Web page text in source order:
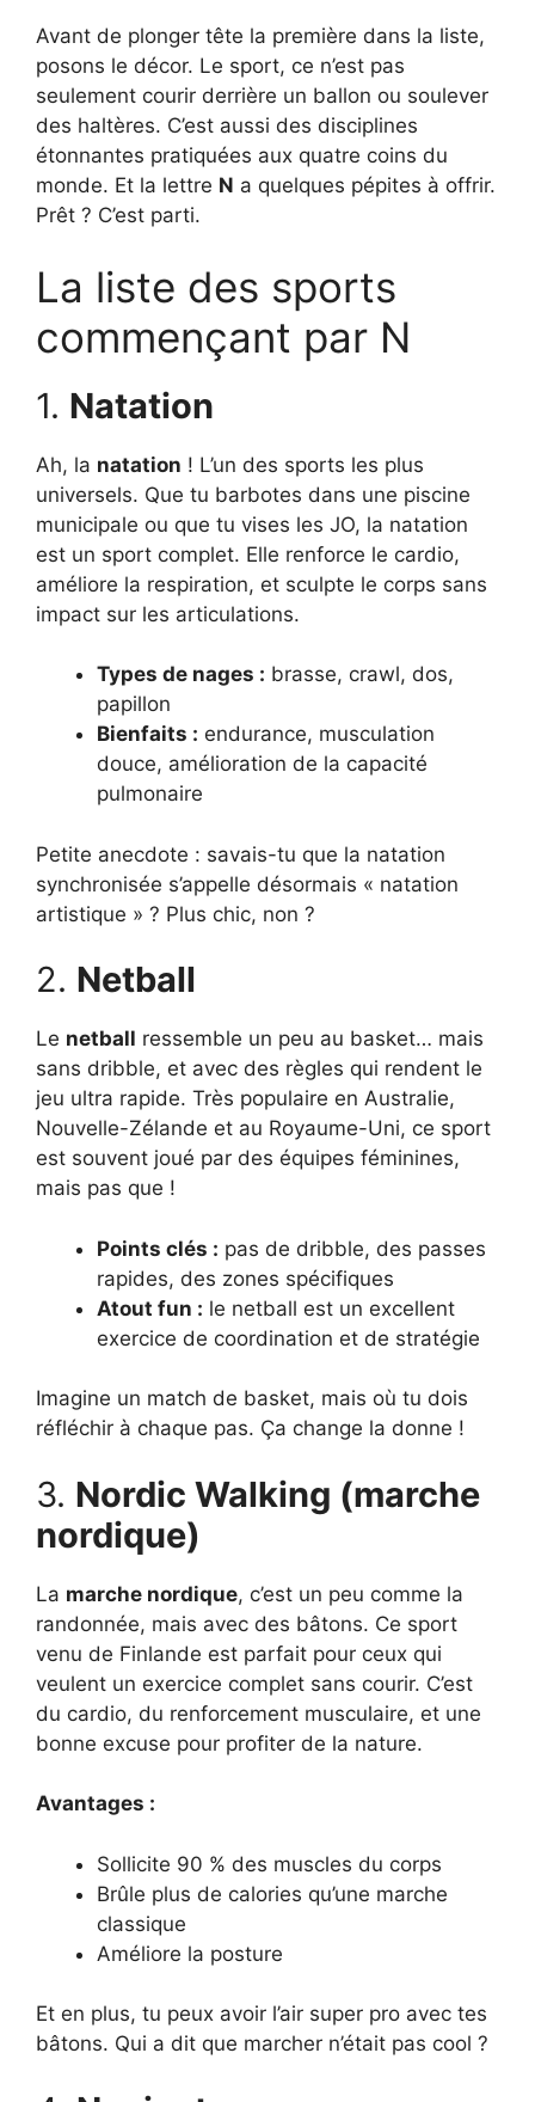
Avant de plonger tête la première dans la liste,
posons le décor. Le sport, ce n’est pas
seulement courir derrière un ballon ou soulever
des haltères. C’est aussi des disciplines
étonnantes pratiquées aux quatre coins du
monde. Et la lettre N a quelques pépites à offrir.
Prêt ? C’est parti.
La liste des sports
commençant par N
1. Natation
Ah, la natation ! L’un des sports les plus
universels. Que tu barbotes dans une piscine
municipale ou que tu vises les JO, la natation
est un sport complet. Elle renforce le cardio,
améliore la respiration, et sculpte le corps sans
impact sur les articulations.
Types de nages : brasse, crawl, dos,
papillon
Bienfaits : endurance, musculation
douce, amélioration de la capacité
pulmonaire
Petite anecdote : savais-tu que la natation
synchronisée s’appelle désormais « natation
artistique » ? Plus chic, non ?
2. Netball
Le netball ressemble un peu au basket… mais
sans dribble, et avec des règles qui rendent le
jeu ultra rapide. Très populaire en Australie,
Nouvelle-Zélande et au Royaume-Uni, ce sport
est souvent joué par des équipes féminines,
mais pas que !
Points clés : pas de dribble, des passes
rapides, des zones spécifiques
Atout fun : le netball est un excellent
exercice de coordination et de stratégie
Imagine un match de basket, mais où tu dois
réfléchir à chaque pas. Ça change la donne !
3. Nordic Walking (marche
nordique)
La marche nordique, c’est un peu comme la
randonnée, mais avec des bâtons. Ce sport
venu de Finlande est parfait pour ceux qui
veulent un exercice complet sans courir. C’est
du cardio, du renforcement musculaire, et une
bonne excuse pour profiter de la nature.
Avantages :
Sollicite 90 % des muscles du corps
Brûle plus de calories qu’une marche
classique
Améliore la posture
Et en plus, tu peux avoir l’air super pro avec tes
bâtons. Qui a dit que marcher n’était pas cool ?